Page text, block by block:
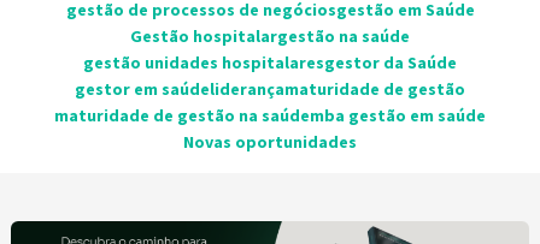
gestão de processos de negóciosgestão em Saúde
Gestão hospitalargestão na saúde
gestão unidades hospitalaresgestor da Saúde
gestor em saúdeliderançamaturidade de gestão
maturidade de gestão na saúdemba gestão em saúde
Novas oportunidades